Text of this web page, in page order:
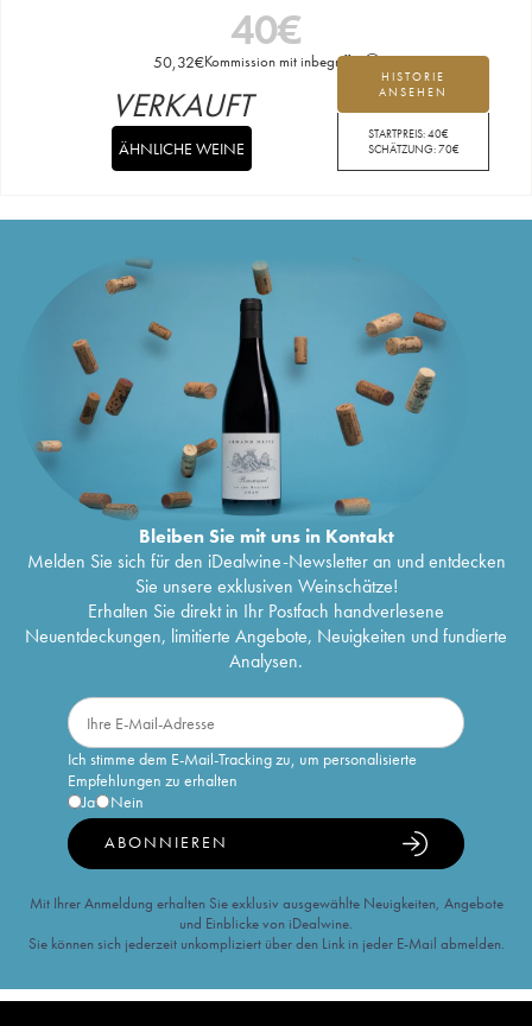
40€
50,32€Kommission mit inbegriffen
HISTORIE
ANSEHEN
STARTPREIS:40€
SCHÄTZUNG:70€
VERKAUFT
ÄHNLICHE WEINE
Bleiben Sie mit uns in Kontakt
Melden Sie sich für den iDealwine-Newsletter an und entdecken
Sie unsere exklusiven Weinschätze!
Erhalten Sie direkt in Ihr Postfach handverlesene
Neuentdeckungen, limitierte Angebote, Neuigkeiten und fundierte
Analysen.
Ich stimme dem E-Mail-Tracking zu, um personalisierte
Empfehlungen zu erhalten
Ja
Nein
ABONNIEREN
Mit Ihrer Anmeldung erhalten Sie exklusiv ausgewählte Neuigkeiten, Angebote
und Einblicke von iDealwine.
Sie können sich jederzeit unkompliziert über den Link in jeder E-Mail abmelden.